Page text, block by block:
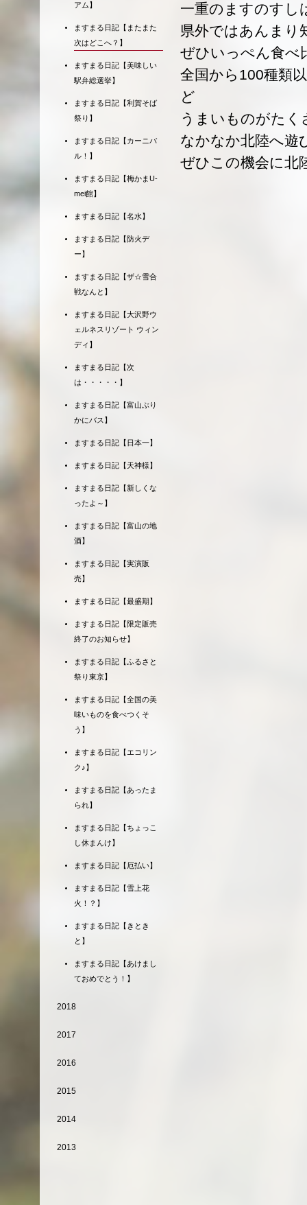
一重のますのすし
県外ではあんまり
ぜひいっぺん食べ
全国から100種類
ど
うまいものがたく
なかなか北陸へ遊
ぜひこの機会に北
アム】
ますまる日記【またまた
次はどこへ？】
ますまる日記【美味しい
駅弁総選挙】
ますまる日記【利賀そば
祭り】
ますまる日記【カーニバ
ル！】
ますまる日記【梅かまU-
mei館】
ますまる日記【名水】
ますまる日記【防火デ
ー】
ますまる日記【ザ☆雪合
戦なんと】
ますまる日記【大沢野ウ
ェルネスリゾート ウィン
ディ】
ますまる日記【次
は・・・・・】
ますまる日記【富山ぶり
かにバス】
ますまる日記【日本一】
ますまる日記【天神様】
ますまる日記【新しくな
ったよ～】
ますまる日記【富山の地
酒】
ますまる日記【実演販
売】
ますまる日記【最盛期】
ますまる日記【限定販売
終了のお知らせ】
ますまる日記【ふるさと
祭り東京】
ますまる日記【全国の美
味いものを食べつくそ
う】
ますまる日記【エコリン
ク♪】
ますまる日記【あったま
られ】
ますまる日記【ちょっこ
し休まんけ】
ますまる日記【厄払い】
ますまる日記【雪上花
火！？】
ますまる日記【きとき
と】
ますまる日記【あけまし
ておめでとう！】
2018
2017
2016
2015
2014
2013